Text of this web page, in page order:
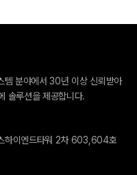
템 분야에서 30년 이상 신뢰받아
솔루션을 제공합니다.
하이엔드타워 2차 603,604호